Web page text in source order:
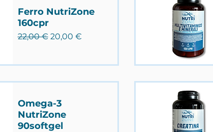
Ferro NutriZone
160cpr
Prezzo regolare
22,00 € Prezzo scontato
20,00 €
Omega-3
NutriZone
90softgel